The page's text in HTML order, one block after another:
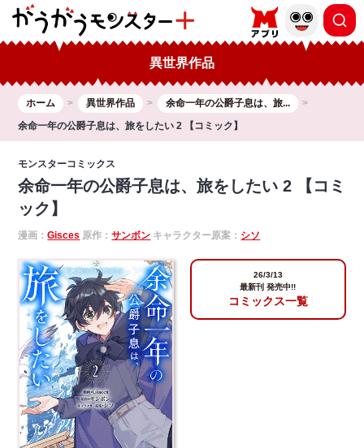
異世界作品
ホーム 異世界作品
余命一年の公爵子息は、旅...
余命一年の公爵子息は、旅をしたい 2 【コミック】
モンスターコミックス
余命一年の公爵子息は、旅をしたい 2 【コミ
ック】
漫画：Gisces 原作：サンボン キャラクター原案： シソ
26/3/13
最新刊 発売中!!
コミックス一覧